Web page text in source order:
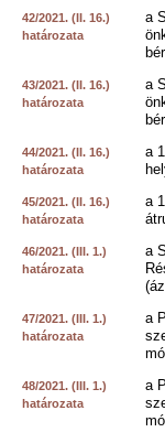
42/2021. (II. 16.)
határozata
a
43/2021. (II. 16.)
határozata
a
44/2021. (II. 16.)
határozata
a
45/2021. (II. 16.)
határozata
a
46/2021. (III. 1.)
határozata
a
47/2021. (III. 1.)
határozata
a
48/2021. (III. 1.)
határozata
a